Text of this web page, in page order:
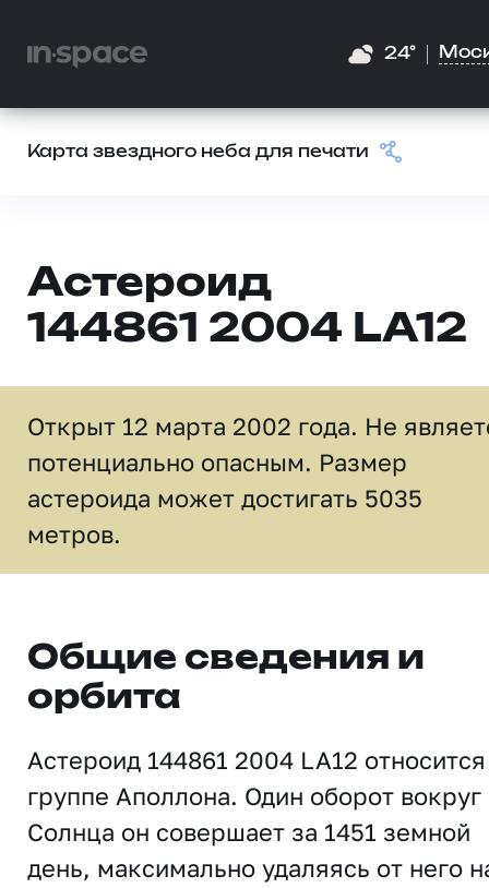
24°
Карта звездного неба для печати
Астероид
144861 2004 LA12
Открыт 12 марта 2002 года. Не
потенциально опасным. Размер
астероида может достигать 5035
метров.
Общие сведения и
орбита
Астероид 144861 2004 LA12
группе Аполлона. Один оборот вокруг
Солнца он совершает за 1451 земной
день, максимально удаляясь от него